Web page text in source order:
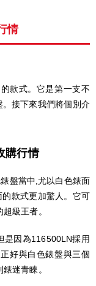
情
款式。它是第一支不
接下來我們將個別介
購行情
盤當中,尤以白色錶面
款式更加驚人。它可
級王者。
是因為116500LN採用
好與白色錶盤與三個
迷青睞。